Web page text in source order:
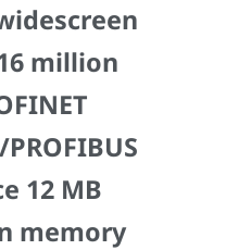
million
12 MB
memory